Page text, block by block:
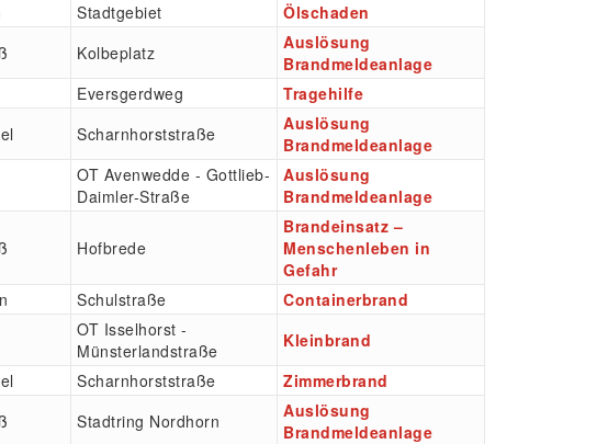
Stadtgebiet
Ölschaden
Kolbeplatz
Auslösung
Brandmeldeanlage
Eversgerdweg
Tragehilfe
Scharnhorststraße
Auslösung
Brandmeldeanlage
OT Avenwedde - Gottlieb-
Daimler-Straße
Auslösung
Brandmeldeanlage
Hofbrede
Brandeinsatz –
Menschenleben in
Gefahr
Schulstraße
Containerbrand
OT Isselhorst -
Münsterlandstraße
Kleinbrand
Scharnhorststraße
Zimmerbrand
Stadtring Nordhorn
Auslösung
Brandmeldeanlage